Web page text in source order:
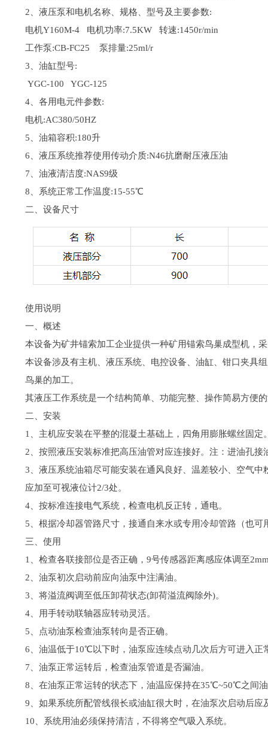
2、液压泵和电机名称、规格、型号及主要参数:
电机Y160M-4 电机功率:7.5KW 转速:1450r/min
工作泵:CB-FC25 泵排量:25ml/r
3、油缸型号:
YGC-100 YGC-125
4、各用电元件参数:
电机:AC380/50HZ
5、油箱容积:180升
6、液压系统推荐使用传动介质:N46抗磨耐压液压油
7、油液清洁度:NAS9级
8、系统正常工作温度:15-55℃
二、设备尺寸
使用说明
一、概述
本设备为矿井锚索加工企业提供一种矿用锚索鸟巢成型机，
本设备涉及有主机、液压系统、电控设备、油缸、钳口夹具
鸟巢的加工。
其液压工作系统是一个结构简单、功能完整、操作简易方便
二、安装
1、主机应安装在平整的混凝土基础上，四角用膨胀螺丝固定
2、按照液压安装标准把高压油管对应连接好。注：进油孔接
3、液压系统油箱尽可能安装在通风良好、温差较小、空气
应加至可视液位计2/3处。
4、按标准连接电气系统，检查电机反正转，通电。
5、根据冷却器管路尺寸，接通自来水或专用冷却管路（也可
三、使用
1、检查各联接部位是否正确，9号传感器距离感应体调至
2、油泵初次启动前应向油泵中注满油。
3、将溢流阀调至低压卸荷状态(卸荷溢流阀除外)。
4、用手转动联轴器应转动灵活。
5、点动油泵检查油泵转向是否正确。
6、油温低于10℃以下时，油泵应连续点动几次后方可进入正
7、油泵正常运转后，检查油泵管道是否漏油。
8、在油泵正常运转的状态下，油温应保持在35℃~50℃之间
9、如果系统所配管线很长或油缸很大时，在油泵次启动后
10、系统用油必须保持清洁，不得将空气吸入系统。